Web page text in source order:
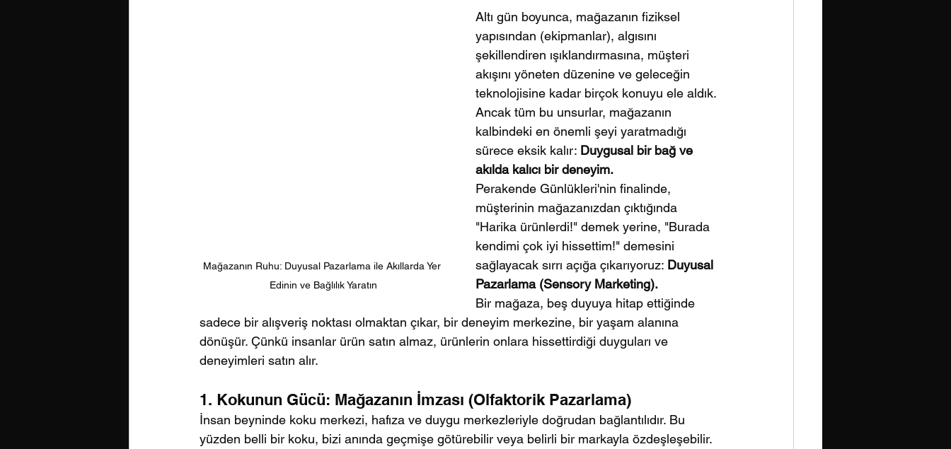
Mağazanın Ruhu: Duyusal Pazarlama ile Akıllarda Yer
Edinin ve Bağlılık Yaratın
Altı gün boyunca, mağazanın fiziksel
yapısından (ekipmanlar), algısını
şekillendiren ışıklandırmasına, müşteri
akışını yöneten düzenine ve geleceğin
teknolojisine kadar birçok konuyu ele aldık.
Ancak tüm bu unsurlar, mağazanın
kalbindeki en önemli şeyi yaratmadığı
sürece eksik kalır: Duygusal bir bağ ve
akılda kalıcı bir deneyim.
Perakende Günlükleri'nin finalinde,
müşterinin mağazanızdan çıktığında
"Harika ürünlerdi!" demek yerine, "Burada
kendimi çok iyi hissettim!" demesini
sağlayacak sırrı açığa çıkarıyoruz: Duyusal
Pazarlama (Sensory Marketing).
Bir mağaza, beş duyuya hitap ettiğinde
sadece bir alışveriş noktası olmaktan çıkar, bir deneyim merkezine, bir yaşam alanına
dönüşür. Çünkü insanlar ürün satın almaz, ürünlerin onlara hissettirdiği duyguları ve
deneyimleri satın alır.
1. Kokunun Gücü: Mağazanın İmzası (Olfaktorik Pazarlama)
İnsan beyninde koku merkezi, hafıza ve duygu merkezleriyle doğrudan bağlantılıdır. Bu
yüzden belli bir koku, bizi anında geçmişe götürebilir veya belirli bir markayla özdeşleşebilir.